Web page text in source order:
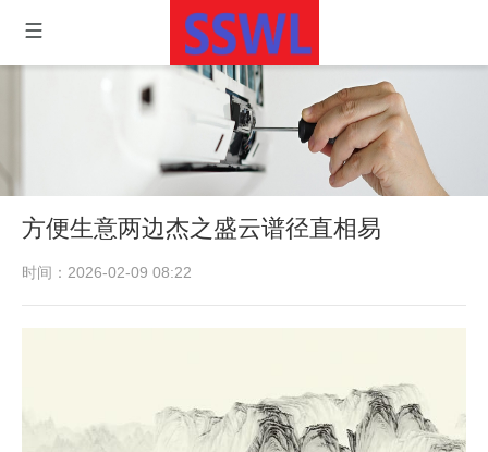
方便生意两边杰之盛云谱径直相易
时间：2026-02-09 08:22